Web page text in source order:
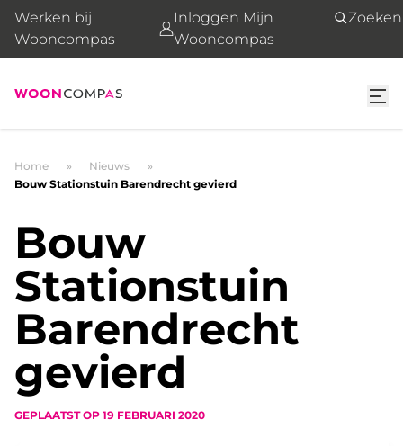
Werken bij
Wooncompas
Inloggen Mijn
Wooncompas
Zoeken
Home
Nieuws
Bouw Stationstuin Barendrecht gevierd
Bouw
Stationstuin
Barendrecht
gevierd
GEPLAATST OP 19 FEBRUARI 2020